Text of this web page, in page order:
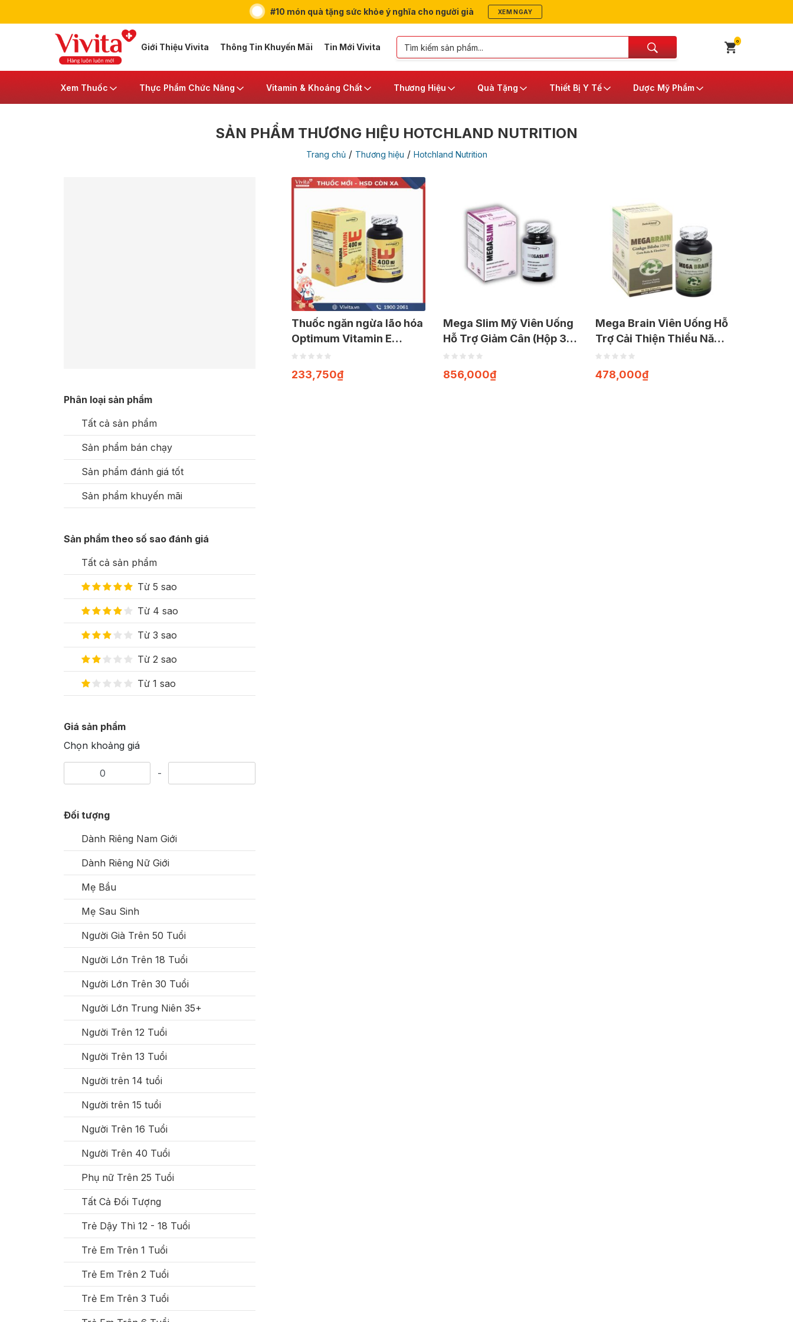
#10 món quà tặng sức khỏe ý nghĩa cho người già XEM NGAY
Giới Thiệu Vivita Thông Tin Khuyến Mãi Tin Mới Vivita
0
Xem Thuốc Thực Phẩm Chức Năng Vitamin & Khoáng Chất Thương Hiệu Quà Tặng Thiết Bị Y Tế Dược Mỹ Phẩm
SẢN PHẨM THƯƠNG HIỆU HOTCHLAND NUTRITION
Trang chủ/ Thương hiệu / Hotchland Nutrition
Phân loại sản phẩm
Tất cả sản phẩm
Sản phẩm bán chạy
Sản phẩm đánh giá tốt
Sản phẩm khuyến mãi
Sản phẩm theo số sao đánh giá
Tất cả sản phẩm
Từ 5 sao
Từ 4 sao
Từ 3 sao
Từ 2 sao
Từ 1 sao
Giá sản phẩm
Chọn khoảng giá
-
Đối tượng
Dành Riêng Nam Giới
Dành Riêng Nữ Giới
Mẹ Bầu
Mẹ Sau Sinh
Người Già Trên 50 Tuổi
Người Lớn Trên 18 Tuổi
Người Lớn Trên 30 Tuổi
Người Lớn Trung Niên 35+
Người Trên 12 Tuổi
Người Trên 13 Tuổi
Người trên 14 tuổi
Người trên 15 tuổi
Người Trên 16 Tuổi
Người Trên 40 Tuổi
Phụ nữ Trên 25 Tuổi
Tất Cả Đối Tượng
Trẻ Dậy Thì 12 - 18 Tuổi
Trẻ Em Trên 1 Tuổi
Trẻ Em Trên 2 Tuổi
Trẻ Em Trên 3 Tuổi
Thuốc ngăn ngừa lão hóa
Optimum Vitamin E
400IU | Hộp 60 viên
233,750₫
Mega Slim Mỹ Viên Uống
Hỗ Trợ Giảm Cân (Hộp 30
viên)
856,000₫
Mega Brain Viên Uống Hỗ
Trợ Cải Thiện Thiểu Năng
Tuần Hoàn Não (Hộp 60
viên)
478,000₫